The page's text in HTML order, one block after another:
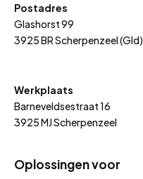
Postadres
Glashorst 99
3925 BR Scherpenzeel (Gld)
Werkplaats
Barneveldsestraat 16
3925 MJ Scherpenzeel
Oplossingen voor